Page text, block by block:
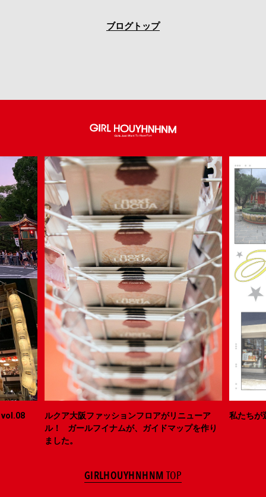
ブログトップ
vol.08
ルクア大阪ファッションフロアがリニューア
ル！ ガールフイナムが、ガイドマップを作り
ました。
私たちが
GIRLHOUYHNHNM TOP